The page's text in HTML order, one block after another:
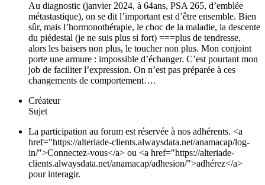
Au diagnostic (janvier 2024, à 64ans, PSA 265, d’emblée
métastastique), on se dit l’important est d’être ensemble. Bien
sûr, mais l’hormonothérapie, le choc de la maladie, la descente
du piédestal (je ne suis plus si fort) ===plus de tendresse,
alors les baisers non plus, le toucher non plus. Mon conjoint
porte une armure : impossible d’échanger. C’est pourtant mon
job de faciliter l’expression. On n’est pas préparée à ces
changements de comportement….
Créateur
Sujet
La participation au forum est réservée à nos adhérents. <a
href="https://alteriade-clients.alwaysdata.net/anamacap/log-
in/">Connectez-vous</a> ou <a href="https://alteriade-
clients.alwaysdata.net/anamacap/adhesion/">adhérez</a>
pour interagir.